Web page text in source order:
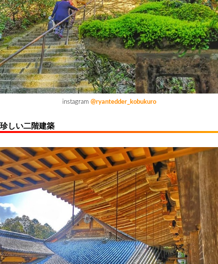
instagram @ryantedder_kobukuro
珍しい二階建築